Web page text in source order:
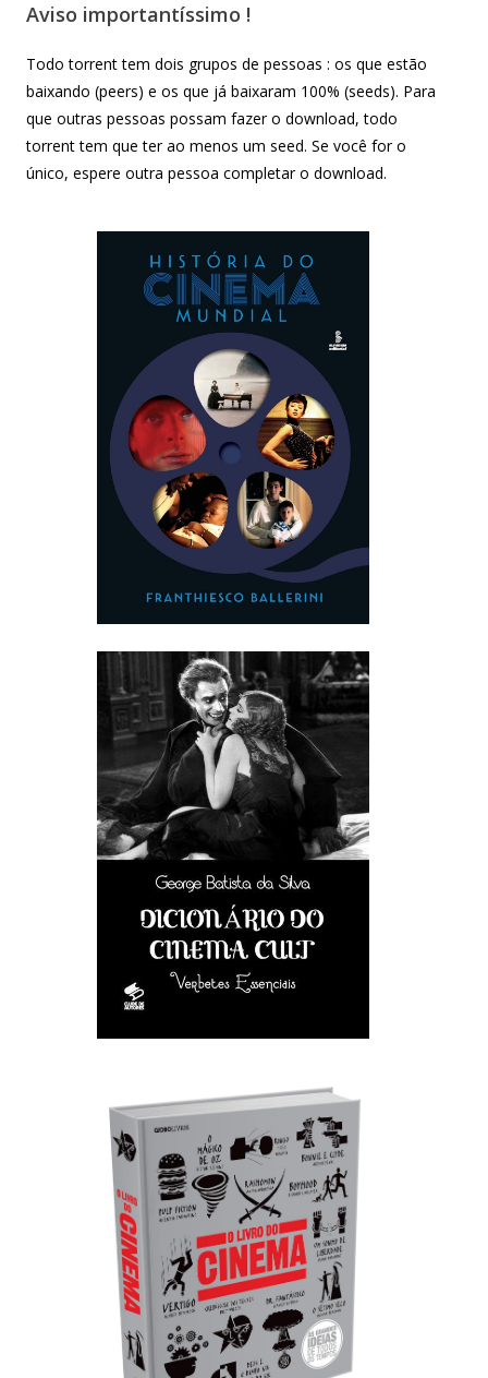
Aviso importantíssimo !
Todo torrent tem dois grupos de pessoas : os que estão
baixando (peers) e os que já baixaram 100% (seeds). Para
que outras pessoas possam fazer o download, todo
torrent tem que ter ao menos um seed. Se você for o
único, espere outra pessoa completar o download.